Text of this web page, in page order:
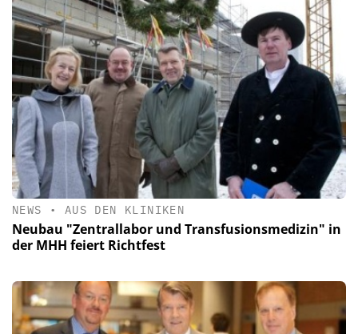
NEWS • AUS DEN KLINIKEN
Neubau "Zentrallabor und Transfusionsmedizin" in
der MHH feiert Richtfest